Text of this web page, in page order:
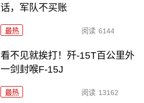
话，军队不买账
最热 阅读 6144
看不见就挨打！歼-15T百公里外
一剑封喉F-15J
最热 阅读 13162